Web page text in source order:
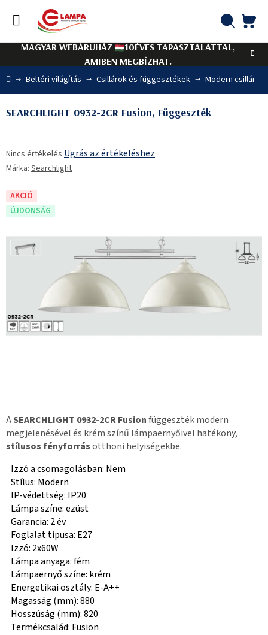
tartalomhoz
MAGYAR WEBÁRUHÁZ
10ÉVES TAPASZTALATTAL,
AMIBEN MEGBÍZHAT.
Kezdőlap
Beltéri világítás Csillárok és függesztékek Modern csillár
ASEARCHLIGHT 0932-2CR Fusionfüggeszték modern
megjelenésével és krém színű lámpaernyőivel hatékony,
stílusos fényforrásotthoni helyiségekbe.
Izzó a csomagolásban: Nem
Stílus: Modern
IP-védettség: IP20
Lámpa színe: ezüst
Garancia: 2 év
Foglalat típusa: E27
Izzó: 2x60W
Lámpa anyaga: fém
Lámpaernyő színe: krém
Energetikai osztály: E-A++
Magasság (mm): 880
Hosszúság (mm): 820
Termékcsalád: Fusion
SEARCHLIGHT 0932-2CR Fusion, Függeszték
termék
átlagos
5-
ből
csillag.
Nincs értékelés Ugrás az értékeléshez
Márka: Searchlight
AKCIÓ
ÚJDONSÁG